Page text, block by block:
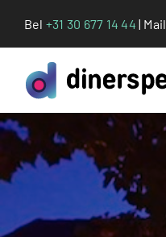
Bel +31 30 677 14 44 | Mail